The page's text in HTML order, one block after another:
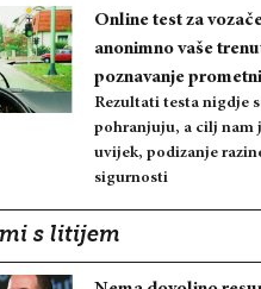
Online test za
anonimno vaše
poznavanje
Rezultati testa nigdje
pohranjuju, a cilj nam
uvijek, podizanje
sigurnosti
s litijem